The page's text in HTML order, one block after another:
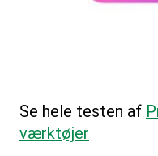
Se hele testen af
værktøjer